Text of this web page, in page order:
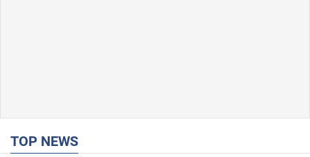
TOP NEWS